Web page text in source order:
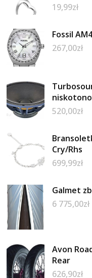
19,99zł
Fossil
267,00zł
520,00zł
Cry/Rhs
699,99zł
Galmet
6 775,00zł
Avon
Rear
626,90zł